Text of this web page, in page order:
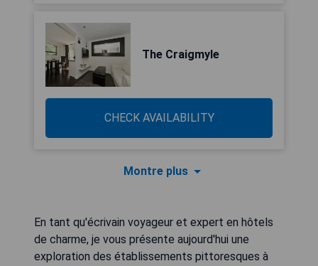
The Craigmyle
CHECK AVAILABILITY
Montre plus
En tant qu'écrivain voyageur et expert en hôtels
de charme, je vous présente aujourd'hui une
exploration des établissements pittoresques à